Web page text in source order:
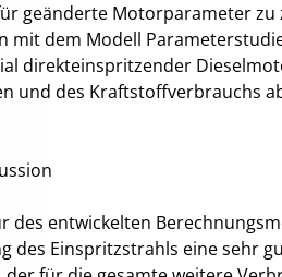
geänderte Motorparameter zu
mit dem Modell
direkteinspritzender
und des Kraftstoffverbrauchs
des entwickelten
des Einspritzstrahls eine sehr